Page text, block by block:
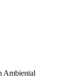
Ambiental